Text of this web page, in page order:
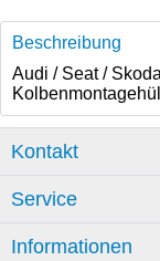
Beschreibung
Audi / Seat /
Kontakt
Service
Informationen